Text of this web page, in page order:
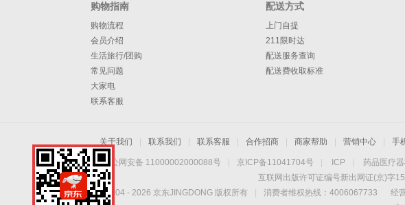
购物指南
购物流程
会员介绍
生活旅行/团购
常见问题
大家电
联系客服
配送方式
上门自提
211限时达
配送服务查询
配送费收取标准
关于我们 联系我们 联系客服 合作招商 商家帮助 营销中心 手
京公网安备 11000002000088号 京ICP备11041704号 ICP 药品医疗
互联网出版许可证编号新出网证(京)字
Copyright © 2004 - 2026 京东JINGDONG 版权所有 消费者维权热线：4006067733 经